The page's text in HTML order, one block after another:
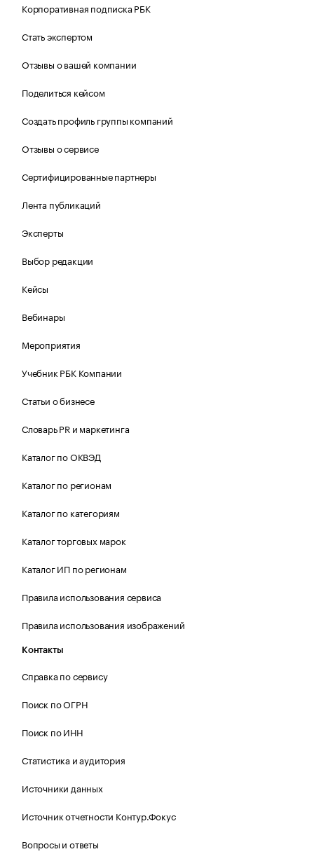
Корпоративная подписка РБК
Стать экспертом
Отзывы о вашей компании
Поделиться кейсом
Создать профиль группы компаний
Отзывы о сервисе
Сертифицированные партнеры
Лента публикаций
Эксперты
Выбор редакции
Кейсы
Вебинары
Мероприятия
Учебник РБК Компании
Статьи о бизнесе
Словарь PR и маркетинга
Каталог по ОКВЭД
Каталог по регионам
Каталог по категориям
Каталог торговых марок
Каталог ИП по регионам
Правила использования сервиса
Правила использования изображений
Контакты
Справка по сервису
Поиск по ОГРН
Поиск по ИНН
Статистика и аудитория
Источники данных
Источник отчетности Контур.Фокус
Вопросы и ответы